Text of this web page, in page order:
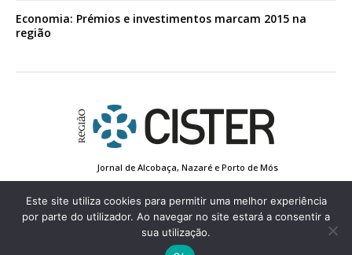
Economia: Prémios e investimentos marcam 2015 na
região
Jornal de Alcobaça, Nazaré e Porto de Mós
Conta de Registo
Edição Impressa
© 2022 Região de Cister - Todos os direitos reservados.
Este site utiliza cookies para permitir uma melhor experiência
por parte do utilizador. Ao navegar no site estará a consentir a
sua utilização.